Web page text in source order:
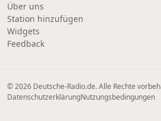
Über uns
Station hinzufügen
Widgets
Feedback
© 2026 Deutsche-Radio.de. Alle Rechte
DatenschutzerklärungNutzungsbedingungen